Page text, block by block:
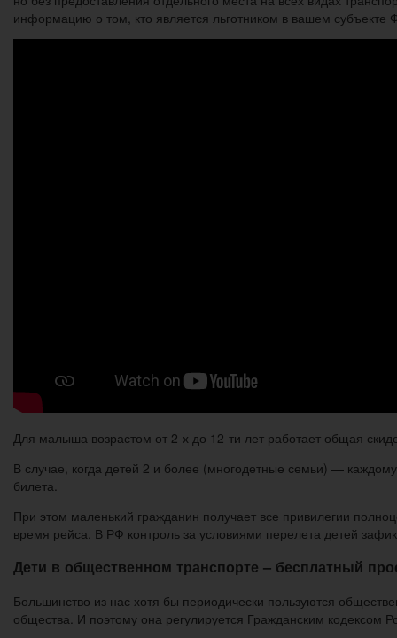
информацию о том, кто является льготником в вашем
Для малыша возрастом от 2-х до 12-ти лет работает общая
В случае, когда детей 2 и более (многодетные семьи) —
билета.
При этом маленький гражданин получает все привилегии
время рейса. В РФ контроль за условиями перелета детей
Дети в общественном транспорте – бесплатный
Большинство из нас хотя бы периодически пользуются
общества. И поэтому она регулируется Гражданским кодексом